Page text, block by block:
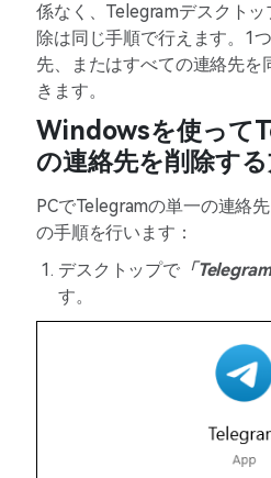
係なく、Telegramデスクト
除は同じ手順で行えます。1
先、またはすべての連絡先を
きます。
Windowsを使って
の連絡先を削除す
PCでTelegramの単一の連絡
の手順を行います：
デスクトップで「Telegram
す。